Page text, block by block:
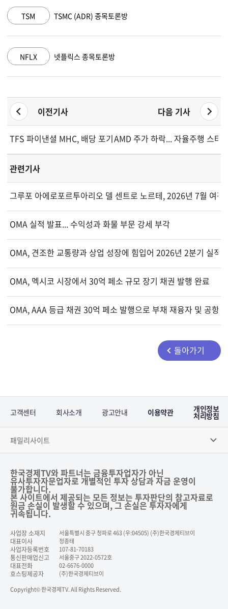
AMZN 아마존 닷컴 종목토론방
GOOGL 알파벳 A 종목토론방
이전기사 다음 기사
TFS 파이낸셜 MHC, 배당 포기 계획 승인AMD 주가 하락... 자율주행 스타
관련기사
그루포 아에로포르투아리오 델 센트로 노르테, 2026년 7월 여
OMA 실적 발표... 수익성과 화물 부문 강세 부각
OMA, 견조한 교통량과 상업 성장에 힘입어 2026년 2분기 실적
OMA, 멕시코 시장에서 30억 페소 규모 장기 채권 발행 완료
OMA, AAA 등급 채권 30억 페소 발행으로 부채 재융자 및 공항
돌아가기
고객센터 회사소개 광고안내 이용약관 개인정보
처리방침
패밀리사이트
한국경제TV와 파트너는 금융투자업자가 아닌
유사투자자문업자로 개별적인 투자 상담과 자금 운영이
불가합니다.
본 사이트에서 제공되는 모든 정보는 투자판단의 참고자료로
원금 손실이 발생할 수 있으며, 그 손실은 투자자에게
귀속됩니다.
사업장 소재지 서울특별시 중구 청파로 463 (우:04505) (주)한국경제티브이
대표이사 정종태
사업자등록번호 107-81-70183
통신판매업신고 서울중구 2022-0572호
대표전화 02-6676-0000
호스팅제공자
(주)한국경제티브이
Copyright© 한국경제TV. All Rights Reserved.